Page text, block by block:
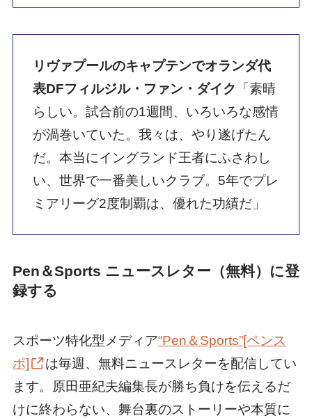
リヴァプールのキャプテンでオランダ代
表DFフィルジル・ファン・ダイク
「素晴
らしい。試合前の1週間、いろいろな感情
が渦巻いていた。我々は、やり遂げたん
だ。本当にイングランド王者にふさわし
い、世界で一番美しいクラブ。5年でプレ
ミアリーグ2度制覇は、優れた功績だ」
Pen＆Sports ニュースレター（無料）に登
録する
スポーツ特化型メディア“Pen＆Sports”[ペンス
ポ]
は毎週、無料ニュースレターを配信してい
ます。原田亜紀夫編集長が勝ち負けを伝えるだ
けに終わらない、舞台裏のストーリーや本質に